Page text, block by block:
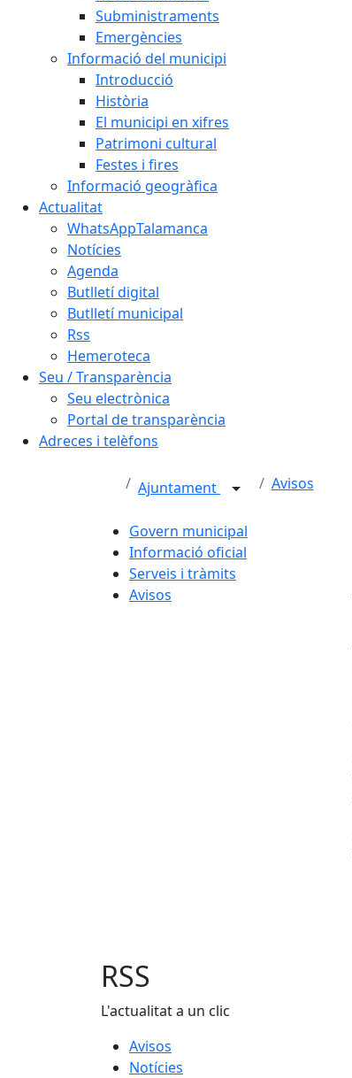
Subministraments
Emergències
Informació del municipi
Introducció
Història
El municipi en xifres
Patrimoni cultural
Festes i fires
Informació geogràfica
Actualitat
WhatsAppTalamanca
Notícies
Agenda
Butlletí digital
Butlletí municipal
Rss
Hemeroteca
Seu / Transparència
Seu electrònica
Portal de transparència
Adreces i telèfons
Ajuntament Avisos
Govern municipal
Informació oficial
Serveis i tràmits
Avisos
RSS
L'actualitat a un clic
Avisos
Notícies